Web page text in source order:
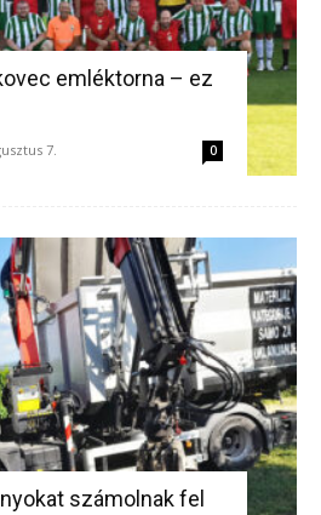
emléktorna – ez
7. 0
számolnak fel